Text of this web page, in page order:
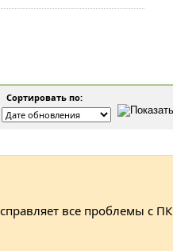
Сортировать по:
все проблемы с ПК